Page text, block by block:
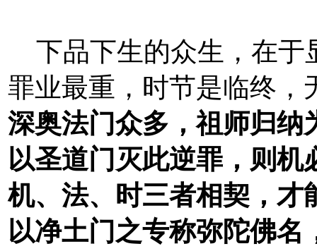
下品下生的众生，在于
罪业最重，时节是临终，
深奥法门众多，祖师归纳
以圣道门灭此逆罪，则
机、法、时三者相契，才
以净土门之专称弥陀佛